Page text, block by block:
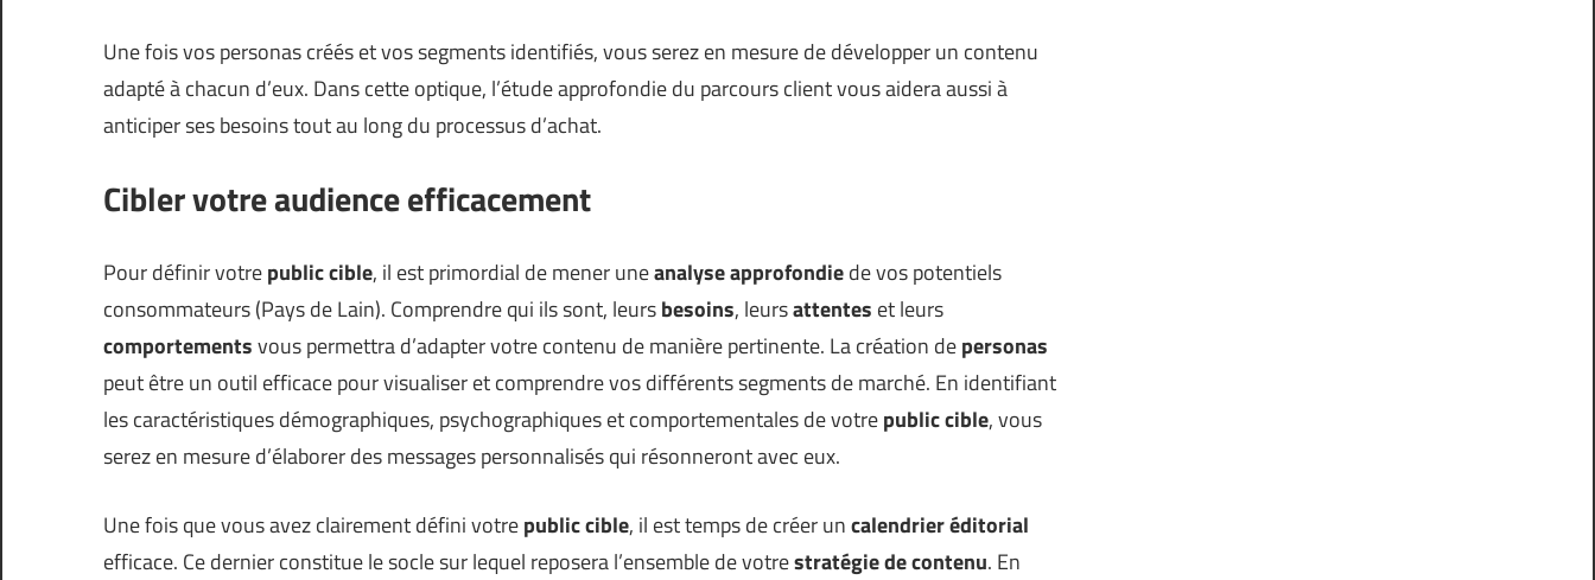
Une fois vos personas créés et vos segments identifiés, vous serez en mesure de développer un contenu
adapté à chacun d’eux. Dans cette optique, l’étude approfondie du parcours client vous aidera aussi à
anticiper ses besoins tout au long du processus d’achat.
Cibler votre audience efficacement
Pour définir votrepublic cible, il est primordial de mener uneanalyse approfondiede vos potentiels
consommateurs (Pays de Lain). Comprendre qui ils sont, leursbesoins, leursattentes et leurs
comportementsvous permettra d’adapter votre contenu de manière pertinente. La création depersonas
peut être un outil efficace pour visualiser et comprendre vos différents segments de marché. En identifiant
les caractéristiques démographiques, psychographiques et comportementales de votrepublic cible, vous
serez en mesure d’élaborer des messages personnalisés qui résonneront avec eux.
Une fois que vous avez clairement défini votrepublic cible, il est temps de créer uncalendrier éditorial
efficace. Ce dernier constitue le socle sur lequel reposera l’ensemble de votrestratégie de contenu. En